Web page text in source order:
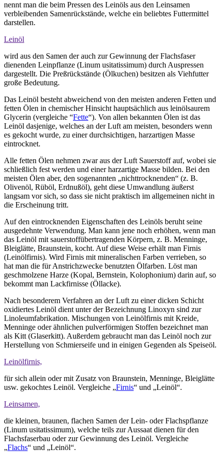
nennt man die beim Pressen des Leinöls aus den Leinsamen
verbleibenden Samenrückstände, welche ein beliebtes Futtermittel
darstellen.
Leinöl
wird aus den Samen der auch zur Gewinnung der Flachsfaser
dienenden Leinpflanze (Linum usitatissimum) durch Auspressen
dargestellt. Die Preßrückstände (Ölkuchen) besitzen als Viehfutter
große Bedeutung.
Das Leinöl besteht abweichend von den meisten anderen Fetten und
fetten Ölen in chemischer Hinsicht hauptsächlich aus leinölsaurem
Glycerin (vergleiche “Fette“). Von allen bekannten Ölen ist das
Leinöl dasjenige, welches an der Luft am meisten, besonders wenn
es gekocht wurde, zu einer durchsichtigen, harzartigen Masse
eintrocknet.
Alle fetten Ölen nehmen zwar aus der Luft Sauerstoff auf, wobei sie
schließlich fest werden und einer harzartige Masse bilden. Bei den
meisten Ölen aber, den sogenannten „nichttrocknenden“ (z. B.
Olivenöl, Rüböl, Erdnußöl), geht diese Umwandlung äußerst
langsam vor sich, so dass sie nicht praktisch im allgemeinen nicht in
die Erscheinung tritt.
Auf den eintrocknenden Eigenschaften des Leinöls beruht seine
ausgedehnte Verwendung. Man kann jene noch erhöhen, wenn man
das Leinöl mit sauerstoffübertragenden Körpern, z. B. Menninge,
Bleiglätte, Braunstein, kocht. Auf diese Weise erhält man Firnis
(Leinölfirnis). Wird Firnis mit mineralischen Farben verrieben, so
hat man die für Anstrichzwecke benutzten Ölfarben. Löst man
geschmolzene Harze (Kopal, Bernstein, Kolophonium) darin auf, so
bekommt man Lackfirnisse (Öllacke).
Nach besonderem Verfahren an der Luft zu einer dicken Schicht
oxidiertes Leinöl dient unter der Bezeichnung Linoxyn sind zur
Linoleumfabrikation. Mischungen von Leinölfirnis mit Kreide,
Menninge oder ähnlichen pulverförmigen Stoffen bezeichnet man
als Kitt (Glaserkitt). Außerdem gebraucht man das Leinöl noch zur
Herstellung von Schmierseife und in einigen Gegenden als Speiseöl.
Leinölfirnis,
für sich allein oder mit Zusatz von Braunstein, Menninge, Bleiglätte
usw. gekochtes Leinöl. Vergleiche „Firnis“ und „Leinöl“.
Leinsamen,
die kleinen, braunen, flachen Samen der Lein- oder Flachspflanze
(Linum usitatissimum), welche teils zur Aussaat dienen für den
Flachsfaserbau oder zur Gewinnung des Leinöl. Vergleiche
„Flachs“ und „Leinöl“.